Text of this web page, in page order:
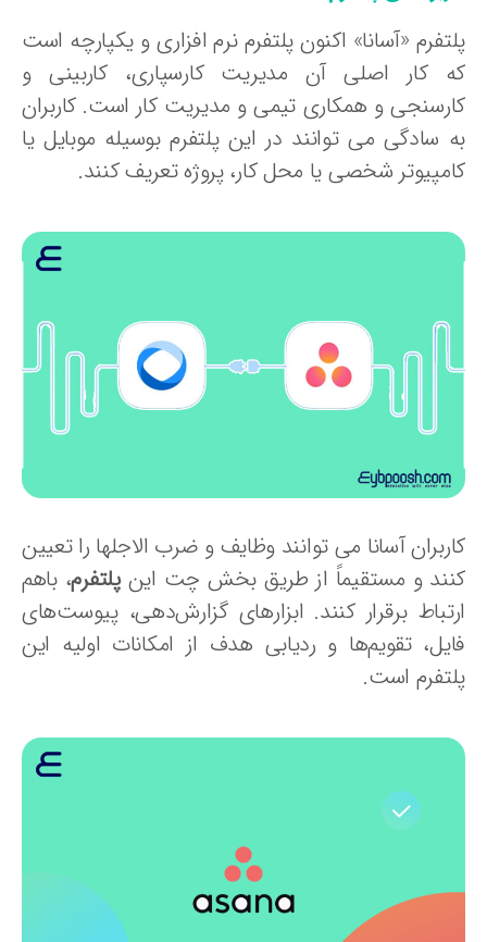
«آسانا» اکنون پلتفرم نرم افزاری و یکپارچه است
کار اصلی آن مدیریت کارسپاری، کاربینی و
و همکاری تیمی و مدیریت کار است. کاربران
سادگی می توانند در این پلتفرم بوسیله موبایل یا
شخصی یا محل کار، پروژه تعریف کنند.
آسانا می توانند وظایف و ضرب الاجلها را تعیین
و مستقیماً از طریق بخش چت اینپلتفرم، باهم
برقرار کنند. ابزارهای گزارش‌دهی، پیوست‌های
تقویم‌ها و ردیابی هدف از امکانات اولیه این
است.